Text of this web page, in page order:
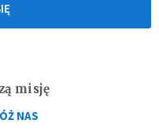
misję
NAS